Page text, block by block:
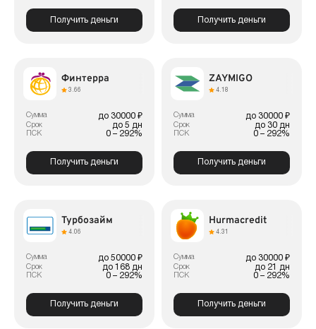
Получить деньги Получить деньги
Финтерра
3.66
Сумма до 30000 ₽
Срок до 5 дн
ПСК 0 – 292%
Получить деньги
ZAYMIGO
4.18
Сумма до 30000 ₽
Срок до 30 дн
ПСК 0 – 292%
Получить деньги
Турбозайм
4.06
Сумма до 50000 ₽
Срок до 168 дн
ПСК 0 – 292%
Получить деньги
Hurmacredit
4.31
Сумма до 30000 ₽
Срок до 21 дн
ПСК 0 – 292%
Получить деньги